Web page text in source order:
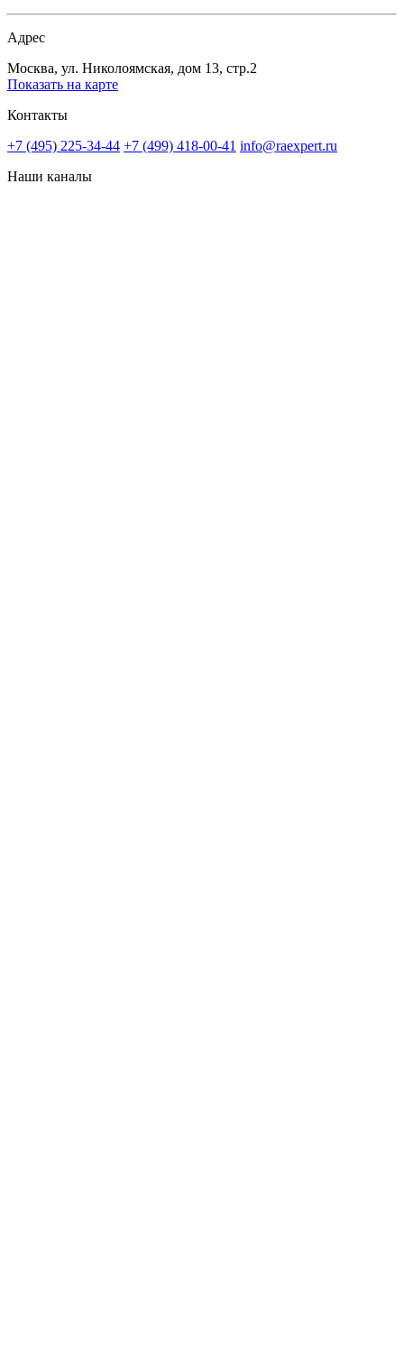
Адрес
Москва, ул. Николоямская, дом 13, стр.2
Показать на карте
Контакты
+7 (495) 225-34-44 +7 (499) 418-00-41 info@raexpert.ru
Наши каналы